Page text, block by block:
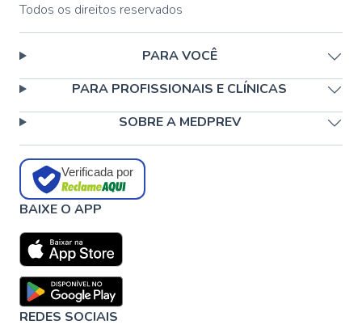
Todos os direitos reservados
PARA VOCÊ
PARA PROFISSIONAIS E CLÍNICAS
SOBRE A MEDPREV
Verificada por
BAIXE O APP
REDES SOCIAIS